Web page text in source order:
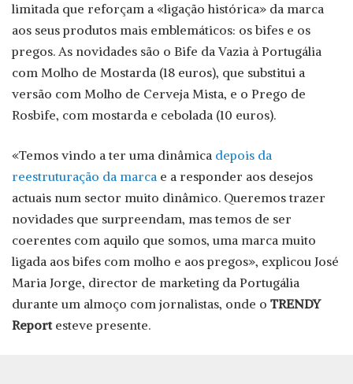
limitada que reforçam a «ligação histórica» da marca
aos seus produtos mais emblemáticos: os bifes e os
pregos. As novidades são o Bife da Vazia à Portugália
com Molho de Mostarda (18 euros), que substitui a
versão com Molho de Cerveja Mista, e o Prego de
Rosbife, com mostarda e cebolada (10 euros).
«Temos vindo a ter uma dinâmica depois da
reestruturação da marca e a responder aos desejos
actuais num sector muito dinâmico. Queremos trazer
novidades que surpreendam, mas temos de ser
coerentes com aquilo que somos, uma marca muito
ligada aos bifes com molho e aos pregos», explicou José
Maria Jorge, director de marketing da Portugália
durante um almoço com jornalistas, onde o TRENDY
Reportesteve presente.